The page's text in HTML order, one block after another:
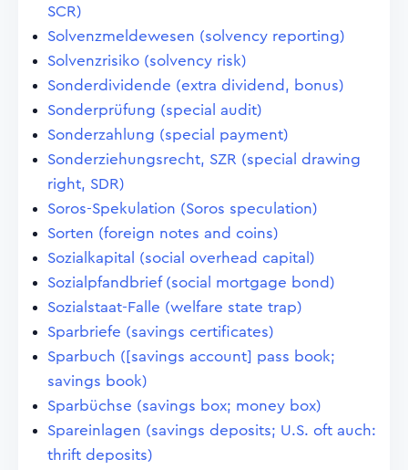
SCR)
Solvenzmeldewesen (solvency reporting)
Solvenzrisiko (solvency risk)
Sonderdividende (extra dividend, bonus)
Sonderprüfung (special audit)
Sonderzahlung (special payment)
Sonderziehungsrecht, SZR (special drawing
right, SDR)
Soros-Spekulation (Soros speculation)
Sorten (foreign notes and coins)
Sozialkapital (social overhead capital)
Sozialpfandbrief (social mortgage bond)
Sozialstaat-Falle (welfare state trap)
Sparbriefe (savings certificates)
Sparbuch ([savings account] pass book;
savings book)
Sparbüchse (savings box; money box)
Spareinlagen (savings deposits; U.S. oft auch:
thrift deposits)